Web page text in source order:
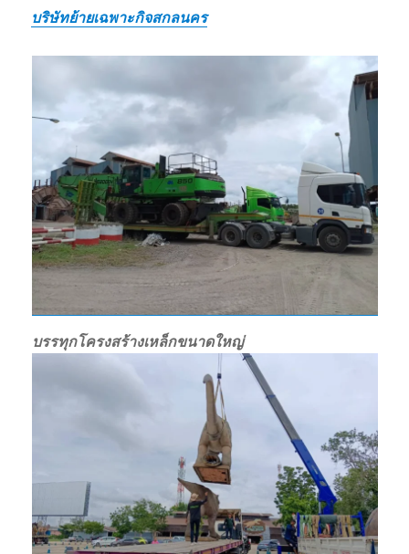
บริษัทย้ายเฉพาะกิจสกลนคร
บรรทุกโครงสร้างเหล็กขนาดใหญ่